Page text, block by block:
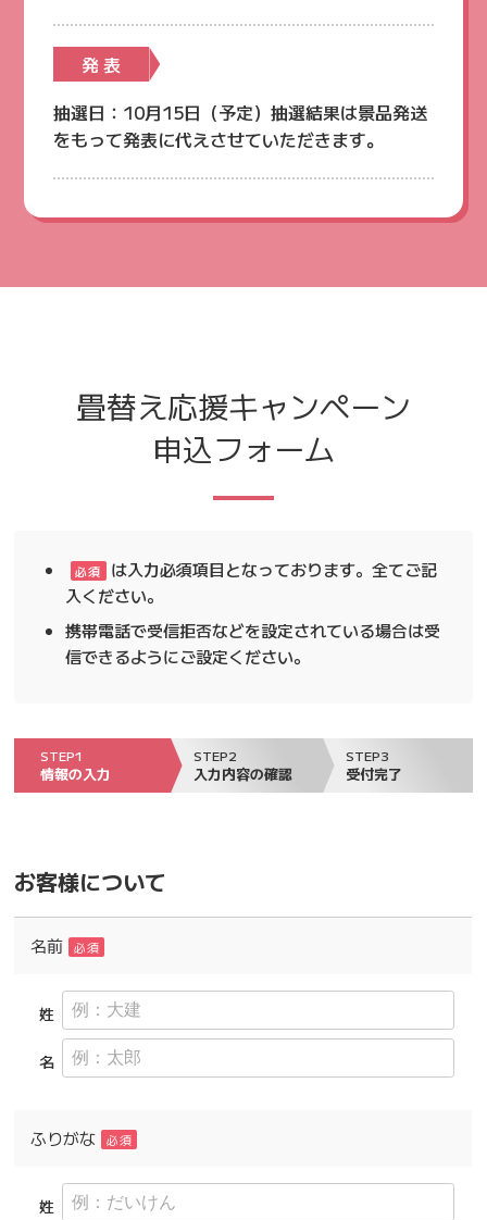
発 表
抽選日：10月15日（予定）抽選結果は景品発送
をもって発表に代えさせていただきます。
畳替え応援キャンペーン
申込フォーム
必須 は入力必須項目となっております。全てご記
入ください。
携帯電話で受信拒否などを設定されている場合は受
信できるようにご設定ください。
STEP1
情報の入力
STEP2
入力内容の確認
STEP3
受付完了
お客様について
名前 必須
姓
名
ふりがな 必須
姓